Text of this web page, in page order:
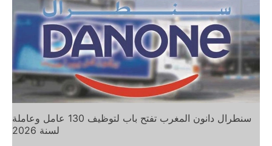
سنطرال دانون المغرب تفتح باب لتوظيف 130 عامل وعاملة
لسنة 2026